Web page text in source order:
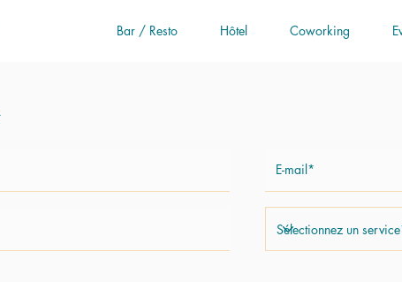
Bar / Resto Hôtel Coworking